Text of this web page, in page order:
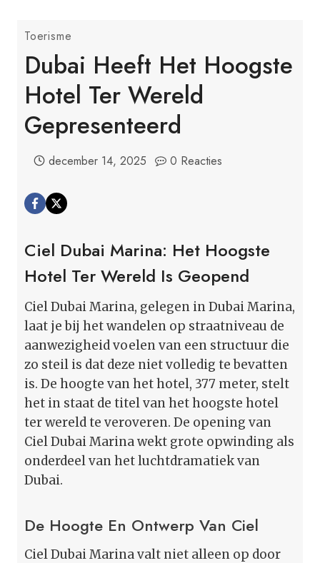
Toerisme
Dubai Heeft Het Hoogste
Hotel Ter Wereld
Gepresenteerd
december 14, 2025 0 Reacties
Ciel Dubai Marina: Het Hoogste
Hotel Ter Wereld Is Geopend
Ciel Dubai Marina, gelegen in Dubai Marina,
laat je bij het wandelen op straatniveau de
aanwezigheid voelen van een structuur die
zo steil is dat deze niet volledig te bevatten
is. De hoogte van het hotel, 377 meter, stelt
het in staat de titel van het hoogste hotel
ter wereld te veroveren. De opening van
Ciel Dubai Marina wekt grote opwinding als
onderdeel van het luchtdramatiek van
Dubai.
De Hoogte En Ontwerp Van Ciel
Ciel Dubai Marina valt niet alleen op door